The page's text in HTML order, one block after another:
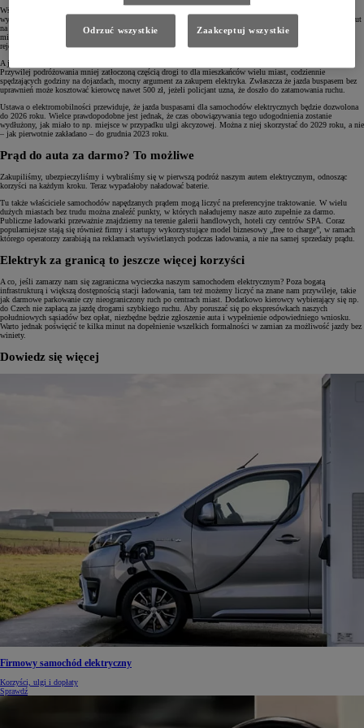
Wśród największych udogodnień oferowanych właścicielom samochodów elektrycznych bez wątpienia
wymienić należy możliwość bezpłatnego parkowania w strefach objętych opłatami. Co ciekawe, właściciele aut
na prąd nie muszą pobierać bezpłatnych biletów ani oznaczać swojego samochodu e-plakietką, jak ma to
miejsce np. w Niemczech. Samochód elektryczny łatwo zidentyfikować dzięki zielonym tablicom
rejestracyjnym. Tyle wystarczy, by cieszyć się postojem w ścisłym centrum bez ograniczeń i opłat.
A jeśli chcielibyśmy szybciej do wspomnianego centrum dostać, zawsze możemy skorzystać z buspasa.
Przywilej podróżowania mniej zatłoczoną częścią drogi to dla mieszkańców wielu miast, codziennie
spędzających godziny na dojazdach, mocny argument za zakupem elektryka. Zwłaszcza że jazda buspasem bez
uprawnień może kosztować kierowcę nawet 500 zł, jeżeli policjant uzna, że doszło do zatamowania ruchu.
Ustawa o elektromobilności przewiduje, że jazda buspasami dla samochodów elektrycznych będzie dozwolona
do 2026 roku. Wielce prawdopodobne jest jednak, że czas obowiązywania tego udogodnienia zostanie
wydłużony, jak miało to np. miejsce w przypadku ulgi akcyzowej. Można z niej skorzystać do 2029 roku, a nie
– jak pierwotnie zakładano – do grudnia 2023 roku.
Prąd do auta za darmo? To możliwe
Zakupiliśmy, ubezpieczyliśmy i wybraliśmy się w pierwszą podróż naszym autem elektrycznym, odnosząc
korzyści na każdym kroku. Teraz wypadałoby naładować baterie.
Tu także właściciele samochodów napędzanych prądem mogą liczyć na preferencyjne traktowanie. W wielu
dużych miastach bez trudu można znaleźć punkty, w których naładujemy nasze auto zupełnie za darmo.
Publiczne ładowarki przeważnie znajdziemy na terenie galerii handlowych, hoteli czy centrów SPA. Coraz
popularniejsze stają się również firmy i startupy wykorzystujące model biznesowy „free to charge”, w ramach
którego operatorzy zarabiają na reklamach wyświetlanych podczas ładowania, a nie na samej sprzedaży prądu.
Elektryk za granicą to jeszcze więcej korzyści
A co, jeśli zamarzy nam się zagraniczna wycieczka naszym samochodem elektrycznym? Poza bogatą
infrastrukturą i większą dostępnością stacji ładowania, tam też możemy liczyć na znane nam przywileje, takie
jak darmowe parkowanie czy nieograniczony ruch po centrach miast. Dodatkowo kierowcy wybierający się np.
do Czech nie zapłacą za jazdę drogami szybkiego ruchu. Aby poruszać się po ekspresówkach naszych
południowych sąsiadów bez opłat, niezbędne będzie zgłoszenie auta i wypełnienie odpowiedniego wniosku.
Warto jednak poświęcić te kilka minut na dopełnienie wszelkich formalności w zamian za możliwość jazdy bez
winiety.
Dowiedz się więcej
Firmowy samochód elektryczny
Korzyści, ulgi i dopłaty
Sprawdź
Odrzuć wszystkie Zaakceptuj wszystkie